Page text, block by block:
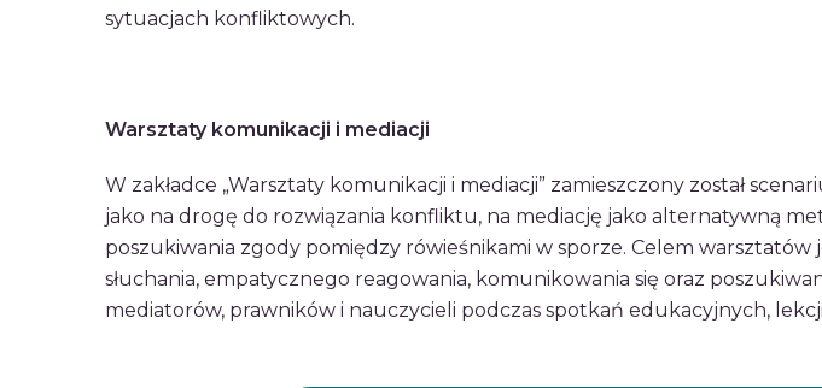
sytuacjach konfliktowych.
Warsztaty komunikacji i mediacji
W zakładce „Warsztaty komunikacji i mediacji” zamieszczony został
jako na drogę do rozwiązania konfliktu, na mediację jako alternatywną
poszukiwania zgody pomiędzy rówieśnikami w sporze. Celem
słuchania, empatycznego reagowania, komunikowania się oraz
mediatorów, prawników i nauczycieli podczas spotkań edukacyjnych,